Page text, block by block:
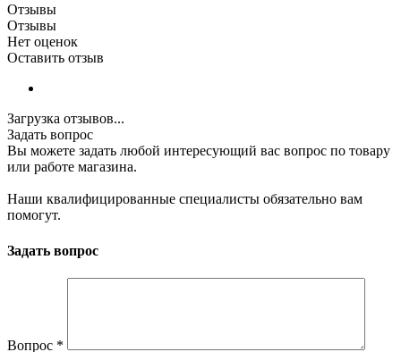
Отзывы
Отзывы
Нет оценок
Оставить отзыв
Загрузка отзывов...
Задать вопрос
Вы можете задать любой интересующий вас вопрос по товару
или работе магазина.
Наши квалифицированные специалисты обязательно вам
помогут.
Задать вопрос
Вопрос *